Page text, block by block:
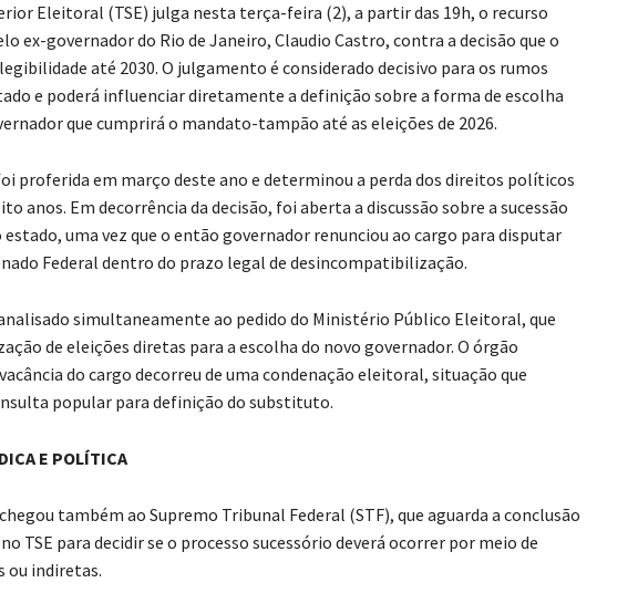
Eleitoral (TSE) julga nesta terça-feira (2), a partir das 19h, o recurso
ex-governador do Rio de Janeiro, Claudio Castro, contra a decisão que o
até 2030. O julgamento é considerado decisivo para os rumos
e poderá influenciar diretamente a definição sobre a forma de escolha
que cumprirá o mandato-tampão até as eleições de 2026.
proferida em março deste ano e determinou a perda dos direitos políticos
anos. Em decorrência da decisão, foi aberta a discussão sobre a sucessão
estado, uma vez que o então governador renunciou ao cargo para disputar
Federal dentro do prazo legal de desincompatibilização.
simultaneamente ao pedido do Ministério Público Eleitoral, que
de eleições diretas para a escolha do novo governador. O órgão
do cargo decorreu de uma condenação eleitoral, situação que
popular para definição do substituto.
E POLÍTICA
também ao Supremo Tribunal Federal (STF), que aguarda a conclusão
TSE para decidir se o processo sucessório deverá ocorrer por meio de
ou indiretas.